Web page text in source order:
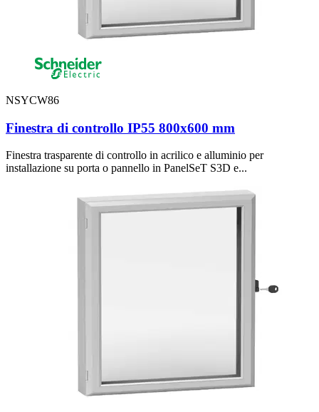
NSYCW86
Finestra di controllo IP55 800x600 mm
Finestra trasparente di controllo in acrilico e alluminio per
installazione su porta o pannello in PanelSeT S3D e...